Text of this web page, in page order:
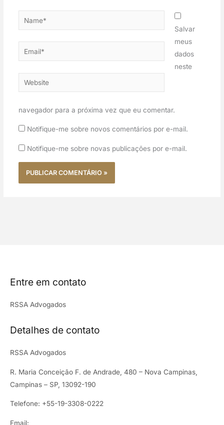
Name*
Email*
Website
Salvar
meus
dados
neste
navegador para a próxima vez que eu comentar.
Notifique-me sobre novos comentários por e-mail.
Notifique-me sobre novas publicações por e-mail.
Entre em contato
RSSA Advogados
Detalhes de contato
RSSA Advogados
R. Maria Conceição F. de Andrade, 480 – Nova Campinas,
Campinas – SP, 13092-190
Telefone: +55-19-3308-0222
Email: